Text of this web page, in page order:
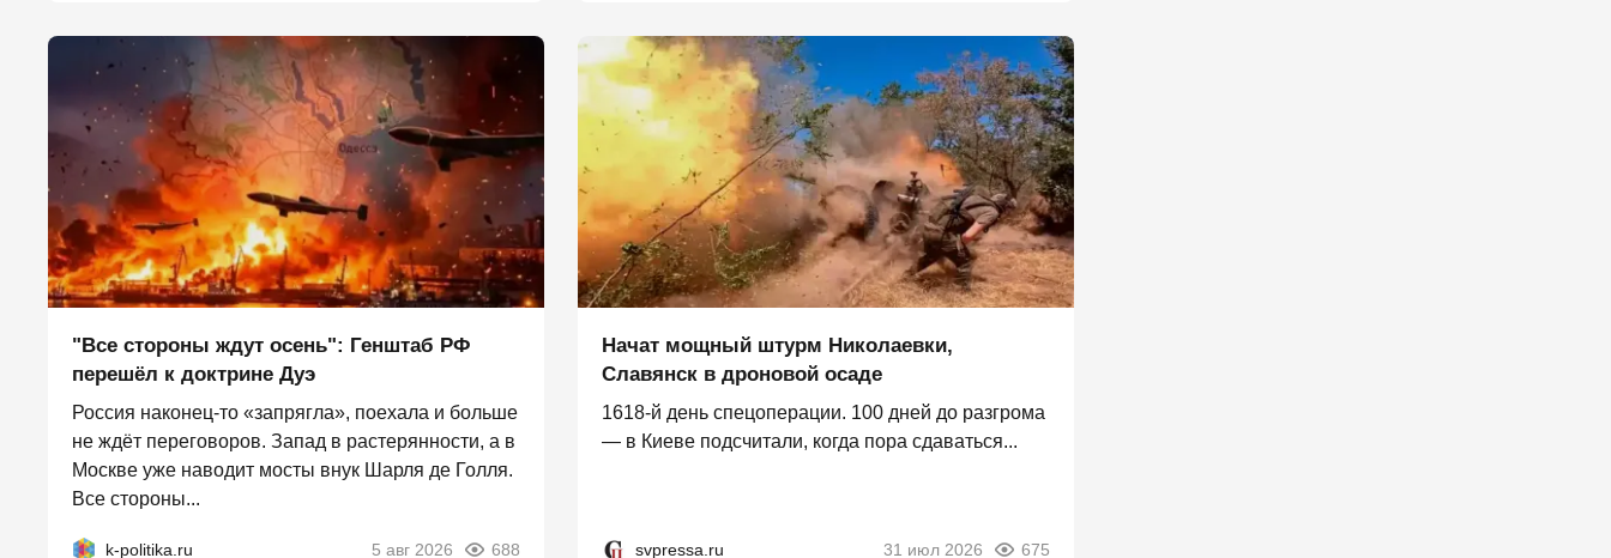
"Все стороны ждут осень": Генштаб РФ
перешёл к доктрине Дуэ
Россия наконец-то «запрягла», поехала и больше
не ждёт переговоров. Запад в растерянности, а в
Москве уже наводит мосты внук Шарля де Голля.
Все стороны...
k-politika.ru 5 авг 2026 688
Начат мощный штурм Николаевки,
Славянск в дроновой осаде
1618-й день спецоперации. 100 дней до разгрома
— в Киеве подсчитали, когда пора сдаваться...
svpressa.ru 31 июл 2026 675